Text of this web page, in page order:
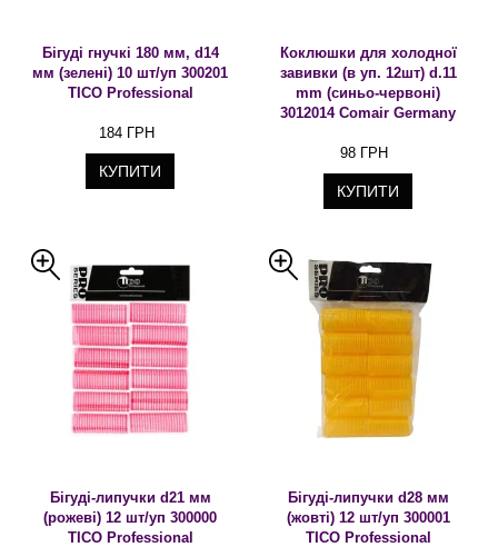
Бігуді гнучкі 180 мм, d14
мм (зелені) 10 шт/уп 300201
TICO Professional
184 ГРН
КУПИТИ
Коклюшки для холодної
завивки (в уп. 12шт) d.11
mm (синьо-червоні)
3012014 Comair Germany
98 ГРН
КУПИТИ
Бігуді-липучки d21 мм
(рожеві) 12 шт/уп 300000
TICO Professional
Бігуді-липучки d28 мм
(жовті) 12 шт/уп 300001
TICO Professional